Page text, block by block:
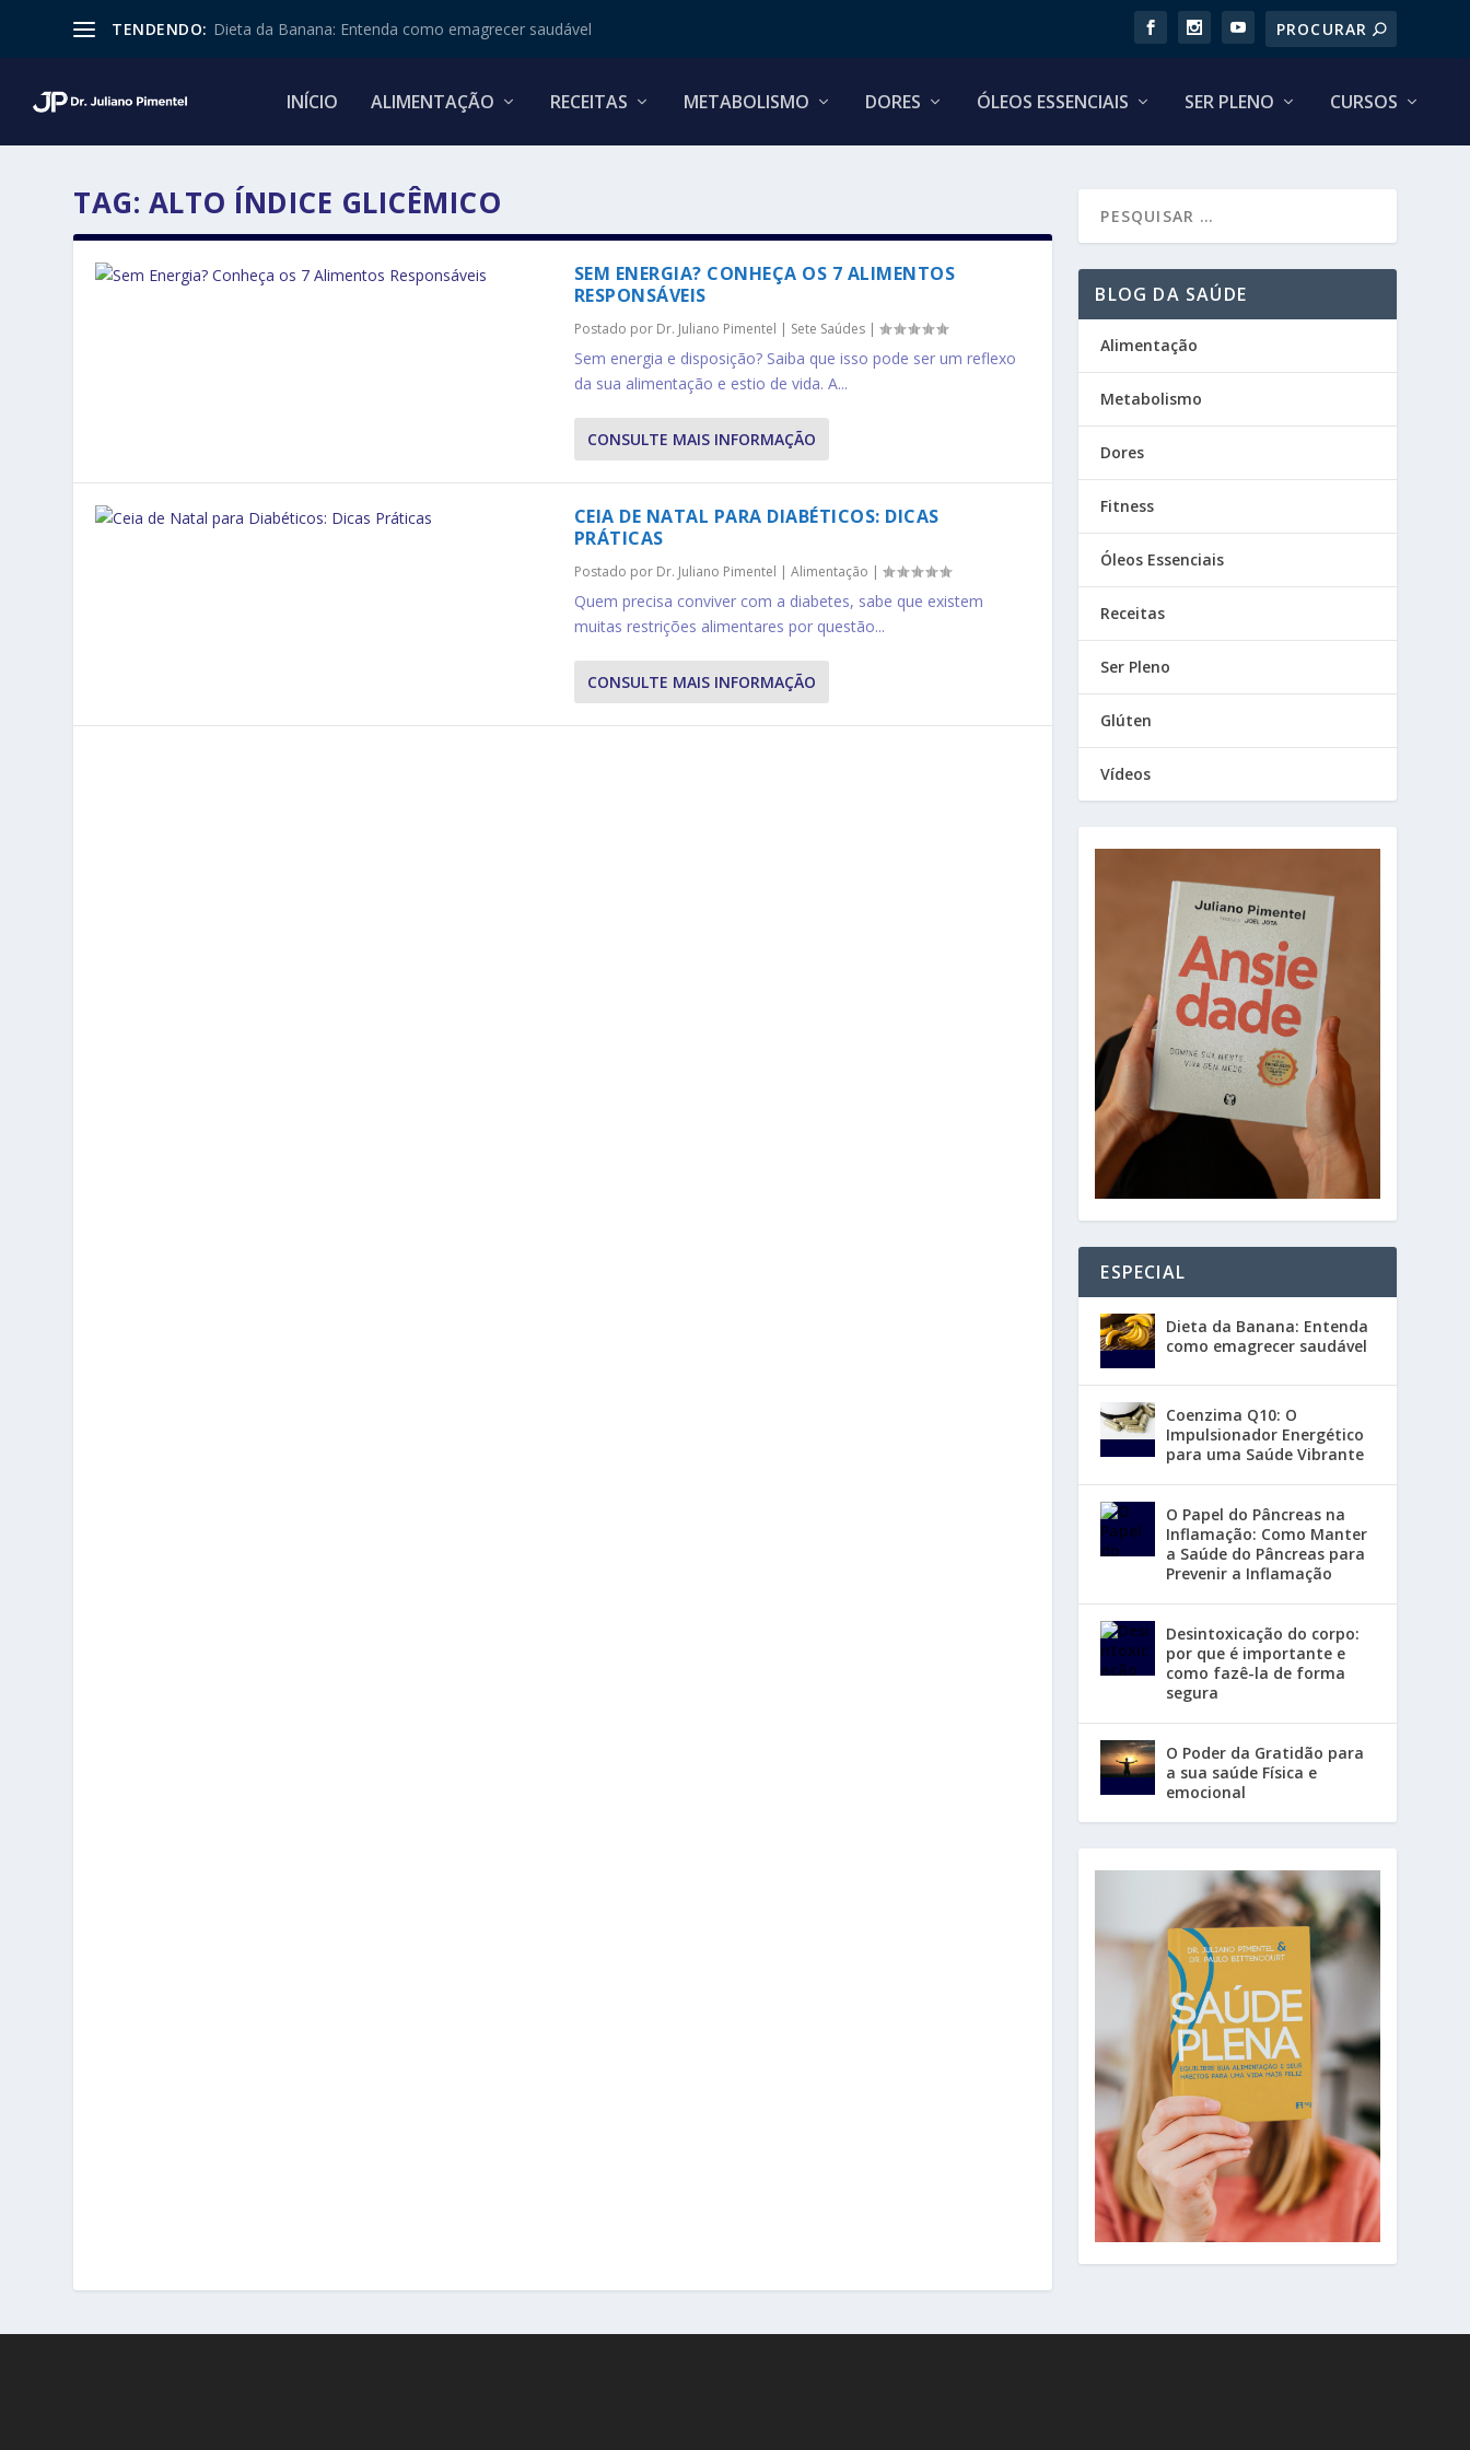
TENDENDO: Dieta da Banana: Entenda como emagrecer saudável
INÍCIO ALIMENTAÇÃO RECEITAS METABOLISMO DORES ÓLEOS ESSENCIAIS SER PLENO CURSOS
TAG: ALTO ÍNDICE GLICÊMICO
SEM ENERGIA? CONHEÇA OS 7 ALIMENTOS
RESPONSÁVEIS
Postado por Dr. Juliano Pimentel | Sete Saúdes|
Sem energia e disposição? Saiba que isso pode ser um reflexo
da sua alimentação e estio de vida. A...
CONSULTE MAIS INFORMAÇÃO
CEIA DE NATAL PARA DIABÉTICOS: DICAS
PRÁTICAS
Postado por Dr. Juliano Pimentel | Alimentação |
Quem precisa conviver com a diabetes, sabe que existem
muitas restrições alimentares por questão...
CONSULTE MAIS INFORMAÇÃO
BLOG DA SAÚDE
Alimentação
Metabolismo
Dores
Fitness
Óleos Essenciais
Receitas
Ser Pleno
Glúten
Vídeos
ESPECIAL
Dieta da Banana: Entenda
como emagrecer saudável
Coenzima Q10: O
Impulsionador Energético
para uma Saúde Vibrante
O Papel do Pâncreas na
Inflamação: Como Manter
a Saúde do Pâncreas para
Prevenir a Inflamação
Desintoxicação do corpo:
por que é importante e
como fazê-la de forma
segura
O Poder da Gratidão para
a sua saúde Física e
emocional